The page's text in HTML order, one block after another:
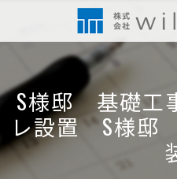
S様邸 基礎
レ設置 S様邸